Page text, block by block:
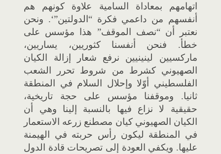
اتهامهم بمعاداة السامية علاوة كونهم هم
أنفسهم من داعمي فكرة “الدولتين”‘. ونحن
نعتبر أن “نصف الموقف” هذا مؤسس على
خطأ. فنحن أنفسنا كثوريين، يساريين،
ماركسيين لينينيين نرفع شعار إزالة الكيان
الصهيوني كشرط من شروط تحرر الشعب
الفلسطيني أوّلا وإحلال السلام في المنطقة
ثانيا. وموقفنا مؤسس على حجة تاريخية،
حقيقية لا نزاع فيها بالنسبة إلينا وهي أن
الكيان الصهيوني كيان مصطنع زرعه الاستعمار
في المنطقة ليكون رأس حربته في الهيمنة
عليها. ويكفي العودة إلى تصريحات قادة الدول